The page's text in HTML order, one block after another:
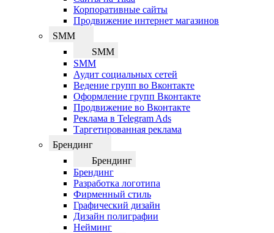
Корпоративные сайты
Продвижение интернет магазинов
SMM
SMM
SMM
Аудит социальных сетей
Ведение групп во Вконтакте
Оформление групп Вконтакте
Продвижение во Вконтакте
Реклама в Telegram Ads
Таргетированная реклама
Брендинг
Брендинг
Брендинг
Разработка логотипа
Фирменный стиль
Графический дизайн
Дизайн полиграфии
Нейминг